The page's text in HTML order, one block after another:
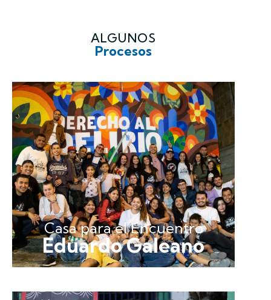
ALGUNOS
Procesos
Casa para el Encuentro
Eduardo Galeano